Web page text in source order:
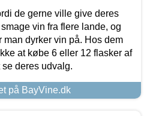
de gerne ville give deres
vin fra flere lande, og
dyrker vin på. Hos dem
at købe 6 eller 12 flasker af
deres udvalg.
på BayVine.dk